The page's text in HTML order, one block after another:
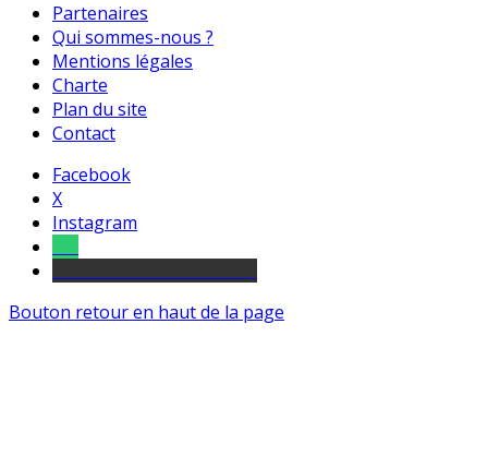
Partenaires
Qui sommes-nous ?
Mentions légales
Charte
Plan du site
Contact
Facebook
X
Instagram
Bouton retour en haut de la page